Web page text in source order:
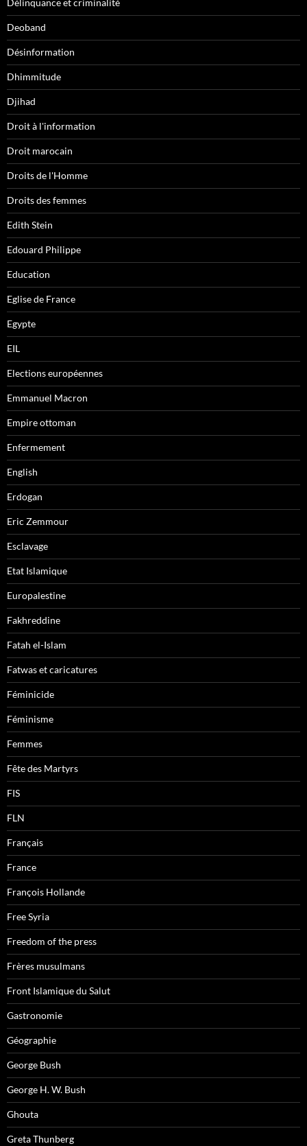
Délinquance et criminalité
Deoband
Désinformation
Dhimmitude
Djihad
Droit à l'information
Droit marocain
Droits de l'Homme
Droits des femmes
Edith Stein
Edouard Philippe
Education
Eglise de France
Egypte
EIL
Elections européennes
Emmanuel Macron
Empire ottoman
Enfermement
English
Erdogan
Eric Zemmour
Esclavage
Etat Islamique
Europalestine
Fakhreddine
Fatah el-Islam
Fatwas et caricatures
Féminicide
Féminisme
Femmes
Fête des Martyrs
FIS
FLN
Français
France
François Hollande
Free Syria
Freedom of the press
Frères musulmans
Front Islamique du Salut
Gastronomie
Géographie
George Bush
George H. W. Bush
Ghouta
Greta Thunberg